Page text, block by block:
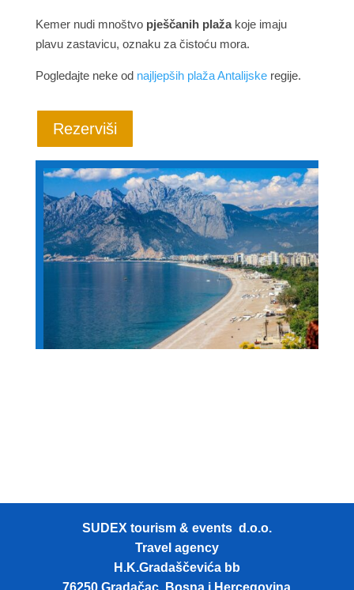
Kemer nudi mnoštvo pješčanih plažakoje imaju
plavu zastavicu, oznaku za čistoću mora.
Pogledajte neke od najljepših plaža Antalijskeregije.
Rezerviši
SUDEX tourism & events d.o.o.
Travel agency
H.K.Gradaščevića bb
76250 Gradačac, Bosna i Hercegovina